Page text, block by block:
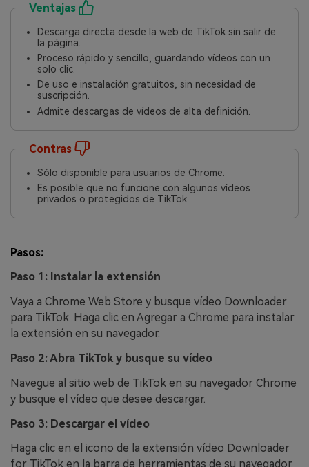
Ventajas
Descarga directa desde la web de TikTok sin salir de
la página.
Proceso rápido y sencillo, guardando vídeos con un
solo clic.
De uso e instalación gratuitos, sin necesidad de
suscripción.
Admite descargas de vídeos de alta definición.
Contras
Sólo disponible para usuarios de Chrome.
Es posible que no funcione con algunos vídeos
privados o protegidos de TikTok.
Pasos:
Paso 1: Instalar la extensión
Vaya a Chrome Web Store y busque vídeo Downloader
para TikTok. Haga clic en Agregar a Chrome para instalar
la extensión en su navegador.
Paso 2: Abra TikTok y busque su vídeo
Navegue al sitio web de TikTok en su navegador Chrome
y busque el vídeo que desee descargar.
Paso 3: Descargar el vídeo
Haga clic en el icono de la extensión vídeo Downloader
for TikTok en la barra de herramientas de su navegador.